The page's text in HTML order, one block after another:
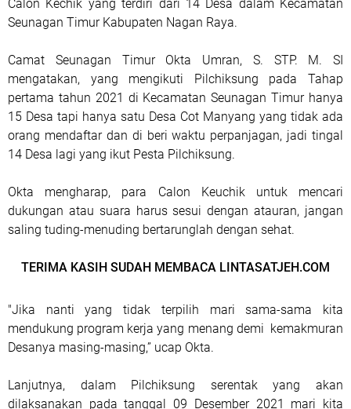
Calon Kechik yang terdiri dari 14 Desa dalam Kecamatan
Seunagan Timur Kabupaten Nagan Raya.
Camat Seunagan Timur Okta Umran, S. STP. M. SI
mengatakan, yang mengikuti Pilchiksung pada Tahap
pertama tahun 2021 di Kecamatan Seunagan Timur hanya
15 Desa tapi hanya satu Desa Cot Manyang yang tidak ada
orang mendaftar dan di beri waktu perpanjagan, jadi tingal
14 Desa lagi yang ikut Pesta Pilchiksung.
Okta mengharap, para Calon Keuchik untuk mencari
dukungan atau suara harus sesui dengan atauran, jangan
saling tuding-menuding bertarunglah dengan sehat.
TERIMA KASIH SUDAH MEMBACA LINTASATJEH.COM
"Jika nanti yang tidak terpilih mari sama-sama kita
mendukung program kerja yang menang demi kemakmuran
Desanya masing-masing,” ucap Okta.
Lanjutnya, dalam Pilchiksung serentak yang akan
dilaksanakan pada tanggal 09 Desember 2021 mari kita